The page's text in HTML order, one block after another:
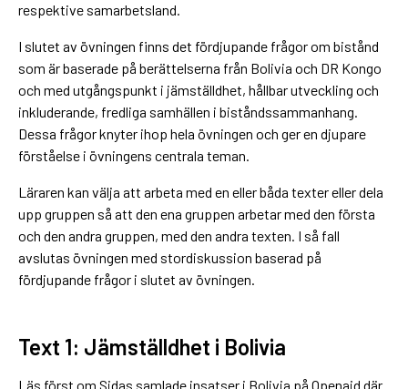
respektive samarbetsland.
I slutet av övningen finns det fördjupande frågor om bistånd
som är baserade på berättelserna från Bolivia och DR Kongo
och med utgångspunkt i jämställdhet, hållbar utveckling och
inkluderande, fredliga samhällen i biståndssammanhang.
Dessa frågor knyter ihop hela övningen och ger en djupare
förståelse i övningens centrala teman.
Läraren kan välja att arbeta med en eller båda texter eller dela
upp gruppen så att den ena gruppen arbetar med den första
och den andra gruppen, med den andra texten. I så fall
avslutas övningen med stordiskussion baserad på
fördjupande frågor i slutet av övningen.
Text 1: Jämställdhet i Bolivia
Läs först om Sidas samlade insatser i Bolivia på Openaid där